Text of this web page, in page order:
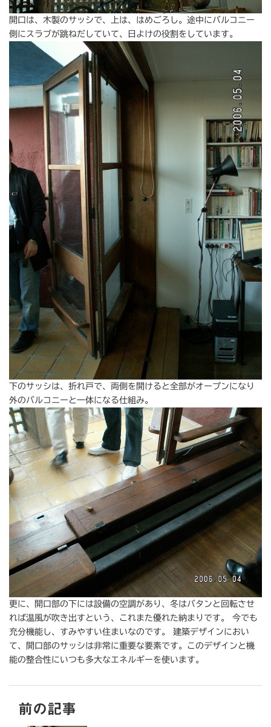
開口は、木製のサッシで、上は、はめごろし。途中にバルコニー
側にスラブが跳ねだしていて、日よけの役割をしています。
下のサッシは、折れ戸で、両側を開けると全部がオープンになり
外のバルコニーと一体になる仕組み。
更に、開口部の下には設備の空調があり、冬はバタンと回転させ
れば温風が吹き出すという、これまた優れた納まりです。 今でも
充分機能し、すみやすい住まいなのです。 建築デザインにおい
て、開口部のサッシは非常に重要な要素です。このデザインと機
能の整合性にいつも多大なエネルギーを使います。
前の記事